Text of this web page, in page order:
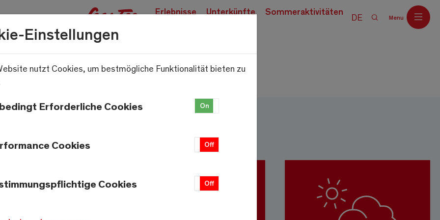
Erlebnisse
Unterkünfte Sommeraktivitäten DE Menu
Einstellungen
nutzt Cookies, um bestmögliche Funktionalität bieten zu
Erforderliche Cookies On
Cookies Off
Cookies Off